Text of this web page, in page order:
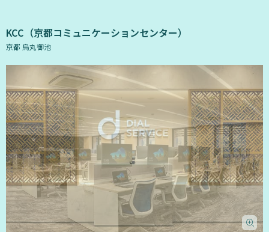
KCC（京都コミュニケーションセンター）
京都 烏丸御池
せ
ら
れ、
所
付
き
合
い
も
経
験
も